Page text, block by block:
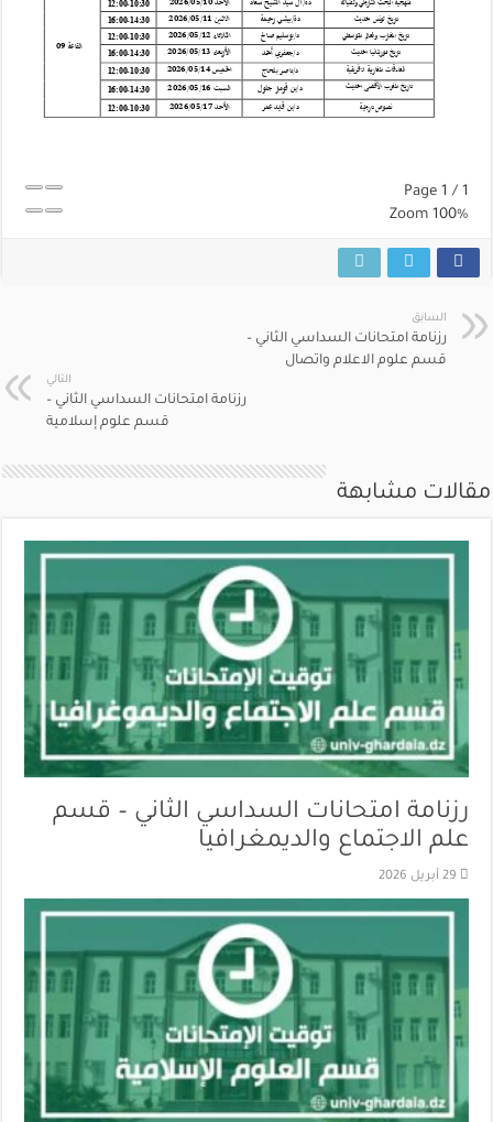
Page 1 / 1
Zoom 100%
السابق
رزنامة امتحانات السداسي الثاني –
قسم علوم الاعلام واتصال
التالي
رزنامة امتحانات السداسي الثاني –
قسم علوم إسلامية
مقالات مشابهة
رزنامة امتحانات السداسي الثاني – قسم
علم الاجتماع والديمغرافيا
29 أبريل 2026